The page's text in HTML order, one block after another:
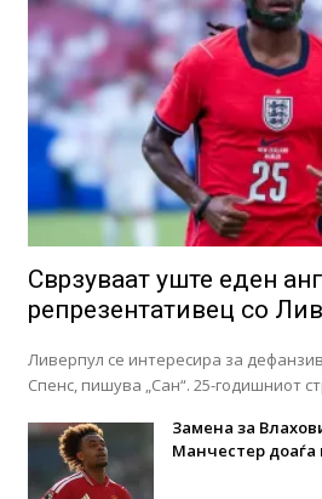
Сврзуваат уште еден
репрезентативец со
Ливерпул се интересира за
Спенс, пишува „Сан“. 25-годишниот
Замена за
Манчестер доаѓа